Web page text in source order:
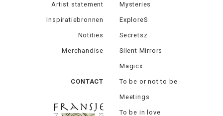
Artist statement
Inspiratiebronnen
Notities
Merchandise
CONTACT
Mysteries
ExploreS
Secretsz
Silent Mirrors
Magicx
To be or not to be
Meetings
To be in love